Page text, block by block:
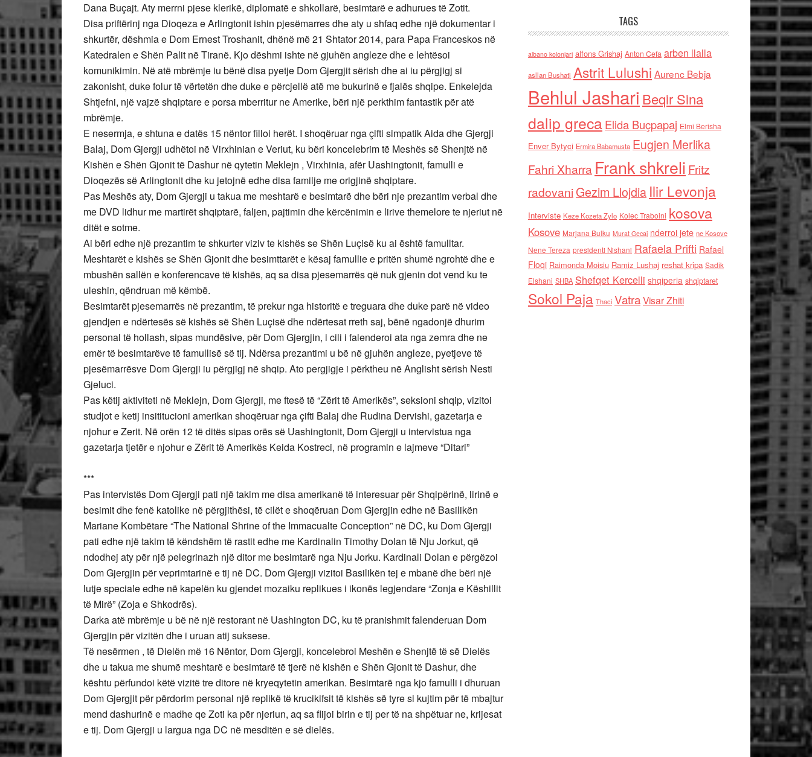
Dana Buçajt. Aty merrni pjese klerikë, diplomatë e shkollarë, besimtarë e adhurues të Zotit.
Disa priftërinj nga Dioqeza e Arlingtonit ishin pjesëmarres dhe aty u shfaq edhe një dokumentar i
shkurtër, dëshmia e Dom Ernest Troshanit, dhënë më 21 Shtator 2014, para Papa Franceskos në
Katedralen e Shën Palit në Tiranë. Kjo dëshmi ishte në gjuhën angleze dhe e lehtësoi
komunikimin. Në atë mbrëmje iu bënë disa pyetje Dom Gjergjit sërish dhe ai iu përgjigj si
zakonisht, duke folur të vërtetën dhe duke e përcjellë atë me bukurinë e fjalës shqipe. Enkelejda
Shtjefni, një vajzë shqiptare e porsa mberritur ne Amerike, bëri një perkthim fantastik për atë
mbrëmje.
E nesermja, e shtuna e datës 15 nëntor filloi herët. I shoqëruar nga çifti simpatik Aida dhe Gjergji
Balaj, Dom Gjergji udhëtoi në Virxhinian e Veriut, ku bëri koncelebrim të Meshës së Shenjtë në
Kishën e Shën Gjonit të Dashur në qytetin Meklejn , Virxhinia, afër Uashingtonit, famulli e
Dioqezës së Arlingtonit dhe ku jetojnë edhe disa familje me origjinë shqiptare.
Pas Meshës aty, Dom Gjergji u takua me meshtarë e besimtarë dhe bëri nje prezantim verbal dhe
me DVD lidhur me martirët shqiptarë, faljen, pajtimin dhe kërcënimin e lirive themelore te njeriut në
ditët e sotme.
Ai bëri edhe një prezantim te shkurter viziv te kishës se Shën Luçisë ku ai është famulltar.
Meshtarët e kishës se Shën Gjonit dhe besimttarët e kësaj famullie e pritën shumë ngrohtë dhe e
mbushën sallën e konferencave të kishës, aq sa disa pjesemarrës që nuk gjenin dot vend ku te
uleshin, qëndruan më këmbë.
Besimtarët pjesemarrës në prezantim, të prekur nga historitë e treguara dhe duke parë në video
gjendjen e ndërtesës së kishës së Shën Luçisë dhe ndërtesat rreth saj, bënë ngadonjë dhurim
personal të hollash, sipas mundësive, për Dom Gjergjin, i cili i falenderoi ata nga zemra dhe ne
emër të besimtarëve të famullisë së tij. Ndërsa prezantimi u bë në gjuhën angleze, pyetjeve të
pjesëmarrësve Dom Gjergji iu përgjigj në shqip. Ato pergjigje i përktheu në Anglisht sërish Nesti
Gjeluci.
Pas këtij aktiviteti në Meklejn, Dom Gjergji, me ftesë të “Zërit të Amerikës”, seksioni shqip, vizitoi
studjot e ketij insititucioni amerikan shoqëruar nga çifti Balaj dhe Rudina Dervishi, gazetarja e
njohur e Zerit. Në orën 12 të ditës sipas orës së Uashingtonit, Dom Gjergji u intervistua nga
gazetarja tjetër e njohur e Zërit të Amerikës Keida Kostreci, në programin e lajmeve “Ditari”
***
Pas intervistës Dom Gjergji pati një takim me disa amerikanë të interesuar për Shqipërinë, lirinë e
besimit dhe fenë katolike në përgjithësi, të cilët e shoqëruan Dom Gjergjin edhe në Basilikën
Mariane Kombëtare “The National Shrine of the Immacualte Conception” në DC, ku Dom Gjergji
pati edhe një takim të këndshëm të rastit edhe me Kardinalin Timothy Dolan të Nju Jorkut, që
ndodhej aty për një pelegrinazh një ditor me besimtarë nga Nju Jorku. Kardinali Dolan e përgëzoi
Dom Gjergjin për veprimtarinë e tij në DC. Dom Gjergji vizitoi Basilikën tej e mbanë dhe bëri një
lutje speciale edhe në kapelën ku gjendet mozaiku replikues i ikonës legjendare “Zonja e Këshillit
të Mirë” (Zoja e Shkodrës).
Darka atë mbrëmje u bë në një restorant në Uashington DC, ku të pranishmit falenderuan Dom
Gjergjin për vizitën dhe i uruan atij suksese.
Të nesërmen , të Dielën më 16 Nëntor, Dom Gjergji, koncelebroi Meshën e Shenjtë të së Dielës
dhe u takua me shumë meshtarë e besimtarë të tjerë në kishën e Shën Gjonit të Dashur, dhe
kështu përfundoi këtë vizitë tre ditore në kryeqytetin amerikan. Besimtarë nga kjo famulli i dhuruan
Dom Gjergjit për përdorim personal një replikë të krucikifsit të kishës së tyre si kujtim për të mbajtur
mend dashurinë e madhe qe Zoti ka për njeriun, aq sa flijoi birin e tij per të na shpëtuar ne, krijesat
e tij. Dom Gjergji u largua nga DC në mesditën e së dielës.
TAGS
albano kolonjari alfons Grishaj Anton Cefa arben llalla
asllan Bushati Astrit Lulushi Aurenc Bebja
Behlul Jashari Beqir Sina
dalip grecaElida Buçpapaj Elmi Berisha
Enver Bytyci Ermira Babamusta Eugjen Merlika
Fahri Xharra Frank shkreli Fritz
radovaniGezim Llojdia Ilir Levonja
Interviste Keze Kozeta Zylo Kolec Traboini kosova
Kosove Marjana Bulku Murat Gecaj nderroi jete ne Kosove
Nene Tereza presidenti Nishani Rafaela Prifti Rafael
Floqi Raimonda Moisiu Ramiz Lushaj reshat kripa Sadik
Elshani SHBA Shefqet Kercelli shqiperia shqiptaret
Sokol Paja Thaci VatraVisar Zhiti